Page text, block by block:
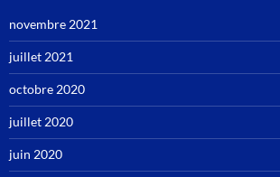
novembre 2021
juillet 2021
octobre 2020
juillet 2020
juin 2020